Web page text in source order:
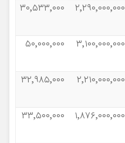
۲٬۲۹۰٬۰۰۰٬۰۰۰ ۳۰٬۵۳۳٬۰۰۰
۳٬۱۰۰٬۰۰۰٬۰۰۰ ۵۰٬۰۰۰٬۰۰۰
۲٬۲۱۰٬۰۰۰٬۰۰۰ ۳۲٬۹۸۵٬۰۰۰
۱٬۸۷۶٬۰۰۰٬۰۰۰ ۳۳٬۵۰۰٬۰۰۰